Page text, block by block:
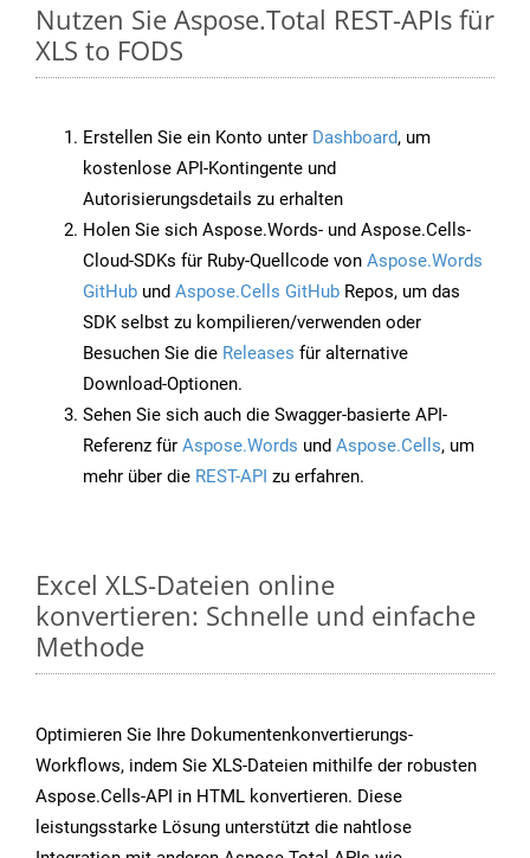
Nutzen Sie Aspose.Total REST-APIs für
XLS to FODS
Erstellen Sie ein Konto unter Dashboard, um
kostenlose API-Kontingente und
Autorisierungsdetails zu erhalten
Holen Sie sich Aspose.Words- und Aspose.Cells-
Cloud-SDKs für Ruby-Quellcode von Aspose.Words
GitHub und Aspose.Cells GitHub Repos, um das
SDK selbst zu kompilieren/verwenden oder
Besuchen Sie die Releases für alternative
Download-Optionen.
Sehen Sie sich auch die Swagger-basierte API-
Referenz für Aspose.Words und Aspose.Cells, um
mehr über die REST-API zu erfahren.
Excel XLS-Dateien online
konvertieren: Schnelle und einfache
Methode
Optimieren Sie Ihre Dokumentenkonvertierungs-
Workflows, indem Sie XLS-Dateien mithilfe der robusten
Aspose.Cells-API in HTML konvertieren. Diese
leistungsstarke Lösung unterstützt die nahtlose